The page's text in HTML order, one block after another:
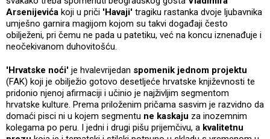
Arsenijevića koji u priči 'Havaji' tragiku rastanka dvoje ljubavnika
umješno garnira magijom kojom su takvi događaji često
obilježeni, pri čemu ne pada u patetiku, već na koncu iznenađuje i
neočekivanom duhovitošću.
'Hrvatske noći' je hvalevrijedan spomenik jednom projektu
(FAK) koji je obilježio gotovo desetljeće hrvatske književnosti te
pridonio njenoj afirmaciji i učinio je najživljim segmentom
hrvatske kulture. Prema priloženim pričama sasvim je razvidno da
domaći pisci ni u kojem segmentu ne kaskaju za inozemnim
kolegama po peru. I jedni i drugi pišu prijemčivu, a kvalitetnu